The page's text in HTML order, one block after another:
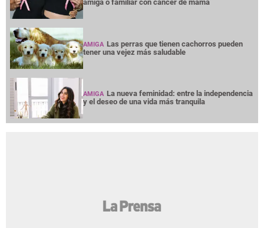
amiga o familiar con cáncer de mama
AMIGA Las perras que tienen cachorros pueden
tener una vejez más saludable
AMIGA La nueva feminidad: entre la independencia
y el deseo de una vida más tranquila